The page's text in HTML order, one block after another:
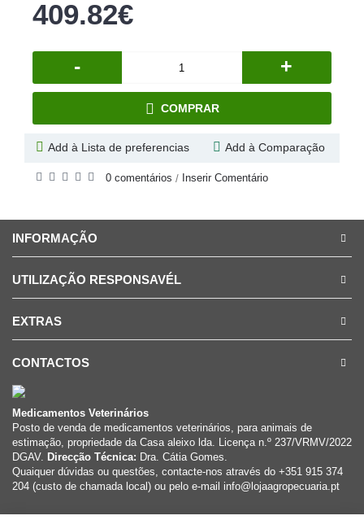
409.82€
- +
COMPRAR
Add à Lista de preferencias Add à Comparação
0 comentários / Inserir Comentário
INFORMAÇÃO
UTILIZAÇÃO RESPONSAVÉL
EXTRAS
CONTACTOS
Medicamentos Veterinários
Posto de venda de medicamentos veterinários, para animais de
estimação, propriedade da Casa aleixo lda. Licença n.º 237/VRMV/2022
DGAV. Direcção Técnica: Dra. Cátia Gomes.
Quaiquer dúvidas ou questões, contacte-nos através do +351 915 374
204 (custo de chamada local) ou pelo e-mail info@lojaagropecuaria.pt